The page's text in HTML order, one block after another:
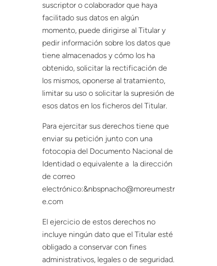
suscriptor o colaborador que haya
facilitado sus datos en algún
momento, puede dirigirse al Titular y
pedir información sobre los datos que
tiene almacenados y cómo los ha
obtenido, solicitar la rectificación de
los mismos, oponerse al tratamiento,
limitar su uso o solicitar la supresión de
esos datos en los ficheros del Titular.
Para ejercitar sus derechos tiene que
enviar su petición junto con una
fotocopia del Documento Nacional de
Identidad o equivalente a la dirección
de correo
electrónico:&nbspnacho@moreumestr
e.com
El ejercicio de estos derechos no
incluye ningún dato que el Titular esté
obligado a conservar con fines
administrativos, legales o de seguridad.